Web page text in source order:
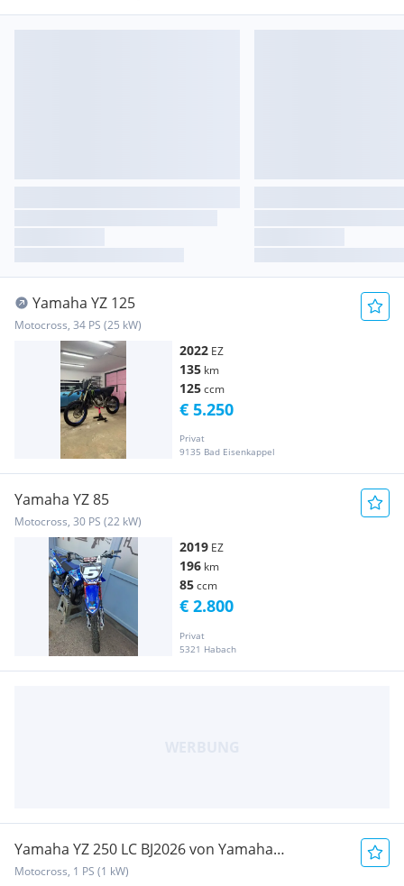
Yamaha YZ 125
Motocross, 34 PS (25 kW)
2022 EZ
135 km
125ccm
Privat
9135 Bad Eisenkappel
€ 5.250
Yamaha YZ 85
Motocross, 30 PS (22 kW)
2019 EZ
196 km
85ccm
Privat
5321 Habach
€ 2.800
Yamaha YZ 250 LC BJ2026 von Yamaha
Österreich
Motocross, 1 PS (1 kW)